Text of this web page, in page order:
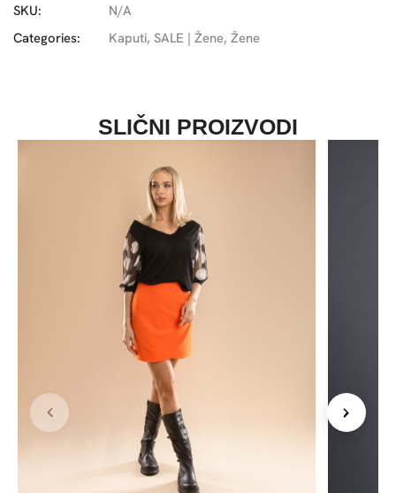
SKU:
N/A
Categories:
Kaputi, SALE | Žene, Žene
SLIČNI PROIZVODI